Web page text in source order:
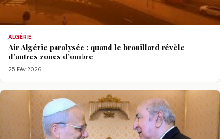
ALGÉRIE
Air Algérie paralysée : quand le brouillard révèle
d’autres zones d’ombre
25 Fév 2026